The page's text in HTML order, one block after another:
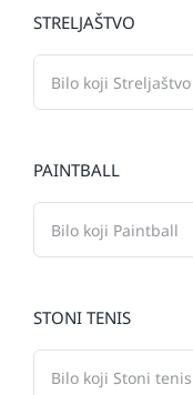
STRELJAŠTVO
PAINTBALL
STONI TENIS